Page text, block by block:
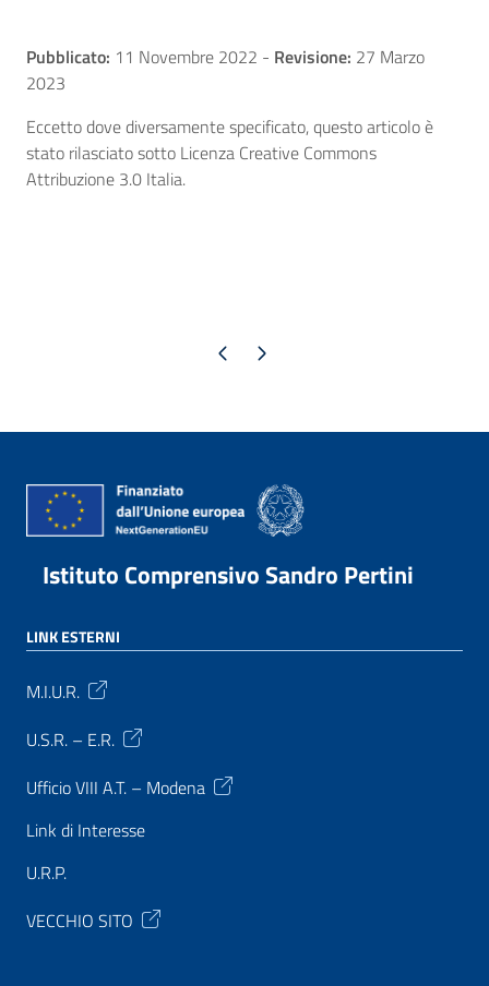
Pubblicato: 11 Novembre 2022 - Revisione: 27 Marzo
2023
Eccetto dove diversamente specificato, questo articolo è
stato rilasciato sotto Licenza Creative Commons
Attribuzione 3.0 Italia.
Pagina precedente
Pagina successiva
Istituto Comprensivo Sandro Pertini
LINK ESTERNI
M.I.U.R.
U.S.R. – E.R.
Ufficio VIII A.T. – Modena
Link di Interesse
U.R.P.
VECCHIO SITO